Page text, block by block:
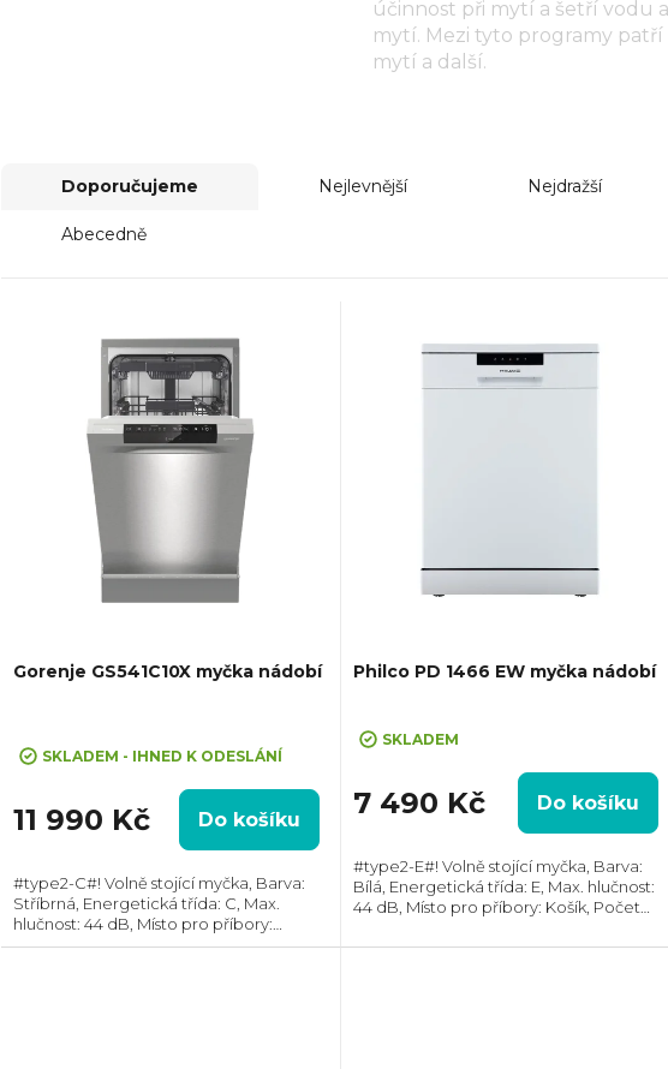
účinnost při mytí a šetří vodu
mytí. Mezi tyto programy
mytí a další.
u
k
t
ů
Doporučujeme Nejlevnější Nejdražší
Abecedně
o
d
u
k
Gorenje GS541C10X myčka nádobí
hodnocení
je
5,0
5
hvězdiček.
SKLADEM - IHNED K ODESLÁNÍ
11 990 Kč Do košíku
#type2-C#! Volně stojící myčka, Barva:
Stříbrná, Energetická třída: C, Max.
hlučnost: 44 dB, Místo pro příbory:
Zásuvka, Počet souprav nádobí: 10,
Philco PD 1466 EW myčka nádobí
SKLADEM
7 490 Kč Do košíku
#type2-E#! Volně stojící myčka, Barva:
Bílá, Energetická třída: E, Max. hlučnost:
44 dB, Místo pro příbory: Košík, Počet
Spotřeba vody na cyklus: 10 l,...